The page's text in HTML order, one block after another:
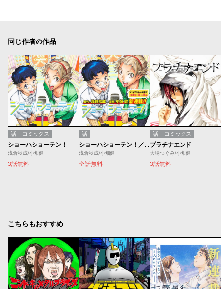
同じ作者の作品
話 コミックス
ショーハショーテン！
浅倉秋成/小畑健
3話無料
話
ショーハショーテン！／SQ.新連載試し読み
浅倉秋成/小畑健
全話無料
話 コミックス
プラチナエンド
大場つぐみ/小畑健
3話無料
こちらもおすすめ